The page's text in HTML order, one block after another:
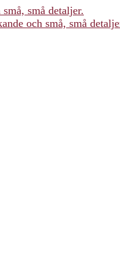
små detaljer.
och små, små